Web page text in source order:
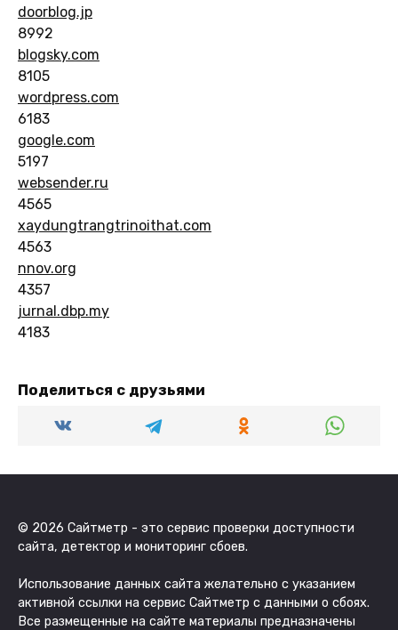
doorblog.jp
8992
blogsky.com
8105
wordpress.com
6183
google.com
5197
websender.ru
4565
xaydungtrangtrinoithat.com
4563
nnov.org
4357
jurnal.dbp.my
4183
Поделиться с друзьями
© 2026 Сайтметр - это сервис проверки доступности
сайта, детектор и мониторинг сбоев.
Использование данных сайта желательно с указанием
активной ссылки на сервис Сайтметр с данными о сбоях.
Все размещенные на сайте материалы предназначены